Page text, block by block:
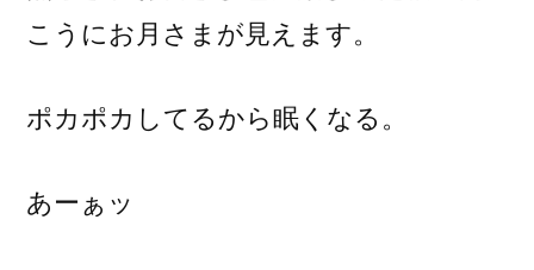
こうにお月さまが見えます。
ポカポカしてるから眠くなる。
あーぁッ